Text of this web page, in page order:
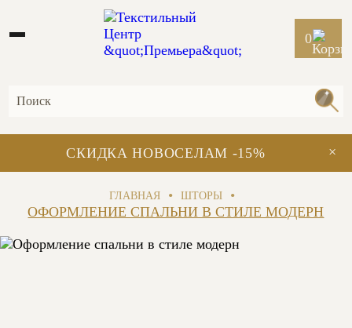
0
×
СКИДКА НОВОСЕЛАМ -15%
ГЛАВНАЯ • ШТОРЫ
•
ОФОРМЛЕНИЕ СПАЛЬНИ В СТИЛЕ МОДЕРН